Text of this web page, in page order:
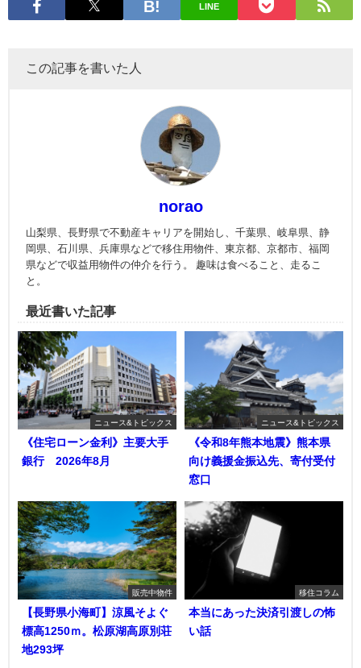
LINE
この記事を書いた人
norao
山梨県、長野県で不動産キャリアを開始し、千葉県、岐阜県、静
岡県、石川県、兵庫県などで移住用物件、東京都、京都市、福岡
県などで収益用物件の仲介を行う。 趣味は食べること、走るこ
と。
最近書いた記事
ニュース&トピックス
《住宅ローン金利》主要大手
銀行 2026年8月
ニュース&トピックス
《令和8年熊本地震》熊本県
向け義援金振込先、寄付受付
窓口
販売中物件
【長野県小海町】涼風そよぐ
標高1250ｍ。松原湖高原別荘
地293坪
移住コラム
本当にあった決済引渡しの怖
い話